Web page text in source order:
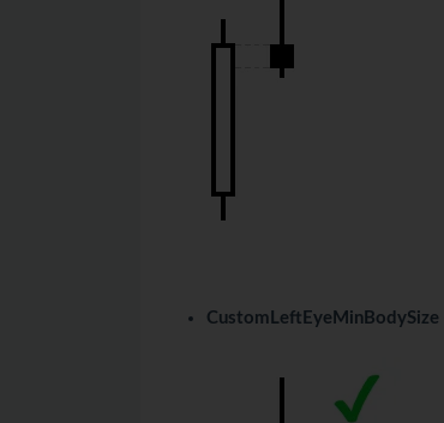
CustomLeftEyeMinBodySize